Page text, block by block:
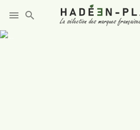
menu search